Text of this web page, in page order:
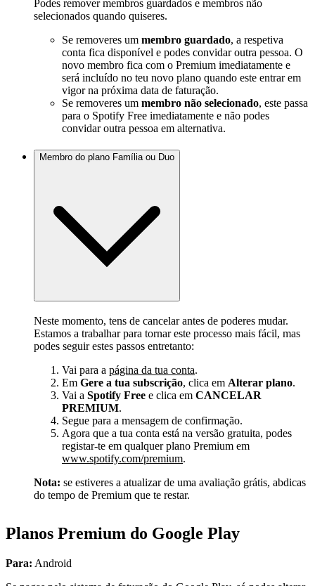
Podes remover membros guardados e membros não
selecionados quando quiseres.
Se removeres um membro guardado, a respetiva
conta fica disponível e podes convidar outra pessoa. O
novo membro fica com o Premium imediatamente e
será incluído no teu novo plano quando este entrar em
vigor na próxima data de faturação.
Se removeres um membro não selecionado, este passa
para o Spotify Free imediatamente e não podes
convidar outra pessoa em alternativa.
Membro do plano Família ou Duo
Neste momento, tens de cancelar antes de poderes mudar.
Estamos a trabalhar para tornar este processo mais fácil, mas
podes seguir estes passos entretanto:
Vai para a página da tua conta.
Em Gere a tua subscrição, clica em Alterar plano.
Vai a Spotify Free e clica em CANCELAR
PREMIUM.
Segue para a mensagem de confirmação.
Agora que a tua conta está na versão gratuita, podes
registar-te em qualquer plano Premium em
www.spotify.com/premium.
Nota: se estiveres a atualizar de uma avaliação grátis, abdicas
do tempo de Premium que te restar.
Planos Premium do Google Play
Para: Android